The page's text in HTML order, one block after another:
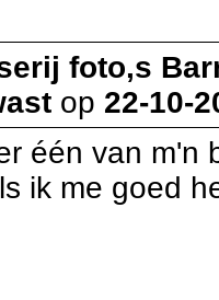
foto,s
op 22-10-
één van m'n
ik me goed